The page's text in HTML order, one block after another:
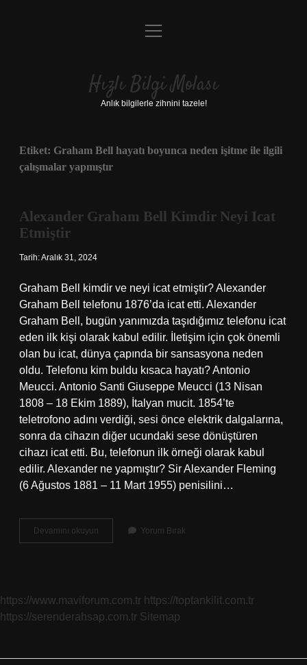
Anasayfa
Yasal Uyarı
menüyü
Hızlı Bilgi Molası
Anlık bilgilerle zihnini tazele!
Etiket: Graham Bell hayatı boyunca neden işitme ile ilgili
çalışmalar yapmıştır
Alexander Graham Bell Kimdir Neyi Icat
Etmiştir
Tarih: Aralık 31, 2024
Graham Bell kimdir ve neyi icat etmiştir? Alexander
Graham Bell telefonu 1876’da icat etti. Alexander
Graham Bell, bugün yanımızda taşıdığımız telefonu icat
eden ilk kişi olarak kabul edilir. İletişim için çok önemli
olan bu icat, dünya çapında bir sansasyona neden
oldu. Telefonu kim buldu kısaca hayatı? Antonio
Meucci. Antonio Santi Giuseppe Meucci (13 Nisan
1808 – 18 Ekim 1889), İtalyan mucit. 1854’te
teletrofono adını verdiği, sesi önce elektrik dalgalarına,
sonra da cihazın diğer ucundaki sese dönüştüren
cihazı icat etti. Bu, telefonun ilk örneği olarak kabul
edilir. Alexander ne yapmıştır? Sir Alexander Fleming
(6 Ağustos 1881 – 11 Mart 1955) penisilini…
Devamını okuyun Alexander
Graham
Etmiştir
Yorum Bırak
https://www.maviforum.com.tr https://toptankilit.com.tr
https://serenderahsap.com.tr Sitemap